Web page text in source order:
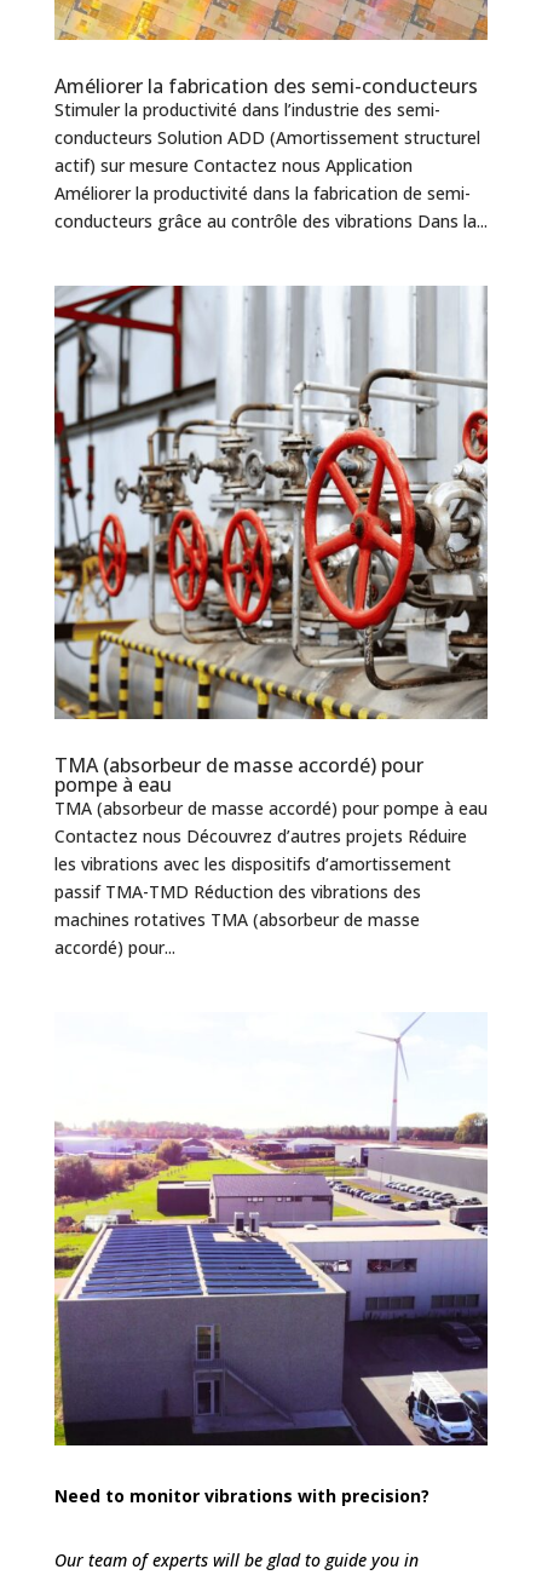
Améliorer la fabrication des semi-conducteurs
Stimuler la productivité dans l’industrie des semi-
conducteurs Solution ADD (Amortissement structurel
actif) sur mesure Contactez nous Application
Améliorer la productivité dans la fabrication de semi-
conducteurs grâce au contrôle des vibrations Dans la...
TMA (absorbeur de masse accordé) pour
pompe à eau
TMA (absorbeur de masse accordé) pour pompe à eau
Contactez nous Découvrez d’autres projets Réduire
les vibrations avec les dispositifs d’amortissement
passif TMA-TMD Réduction des vibrations des
machines rotatives TMA (absorbeur de masse
accordé) pour...
Need to monitor vibrations with precision?
Our team of experts will be glad to guide you in